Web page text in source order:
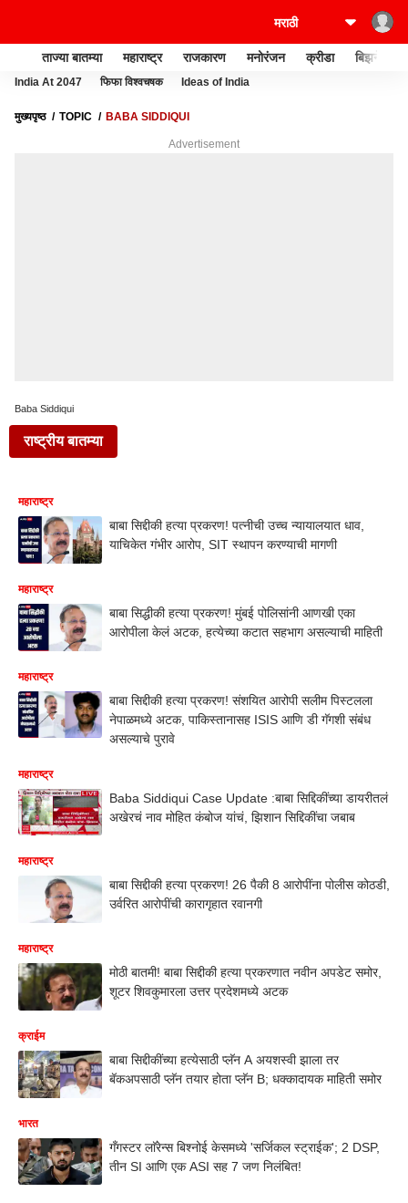
ताज्या बातम्या महाराष्ट्र राजकारण मनोरंजन क्रीडा बिझनेस
India At 2047 फिफा विश्वचषक Ideas of India
मुख्यपृष्ठ TOPIC BABA SIDDIQUI
Advertisement
Baba Siddiqui
राष्ट्रीय बातम्या
महाराष्ट्र
बाबा सिद्दीकी हत्या प्रकरण! पत्नीची उच्च न्यायालयात धाव,
याचिकेत गंभीर आरोप, SIT स्थापन करण्याची मागणी
महाराष्ट्र
बाबा सिद्धीकी हत्या प्रकरण! मुंबई पोलिसांनी आणखी एका
आरोपीला केलं अटक, हत्येच्या कटात सहभाग असल्याची माहिती
महाराष्ट्र
बाबा सिद्दीकी हत्या प्रकरण! संशयित आरोपी सलीम पिस्टलला
नेपाळमध्ये अटक, पाकिस्तानासह ISIS आणि डी गॅगशी संबंध
असल्याचे पुरावे
महाराष्ट्र
Baba Siddiqui Case Update :बाबा सिद्दिकींच्या डायरीतलं
अखेरचं नाव मोहित कंबोज यांचं, झिशान सिद्दिकींचा जबाब
महाराष्ट्र
बाबा सिद्दीकी हत्या प्रकरण! 26 पैकी 8 आरोपींना पोलीस कोठडी,
उर्वरित आरोपींची कारागृहात रवानगी
महाराष्ट्र
मोठी बातमी! बाबा सिद्दीकी हत्या प्रकरणात नवीन अपडेट समोर,
शूटर शिवकुमारला उत्तर प्रदेशमध्ये अटक
क्राईम
बाबा सिद्दीकींच्या हत्येसाठी प्लॅन A अयशस्वी झाला तर
बॅकअपसाठी प्लॅन तयार होता प्लॅन B; धक्कादायक माहिती समोर
भारत
गँगस्टर लाॅरेन्स बिश्नोई केसमध्ये 'सर्जिकल स्ट्राईक'; 2 DSP,
तीन SI आणि एक ASI सह 7 जण निलंबित!